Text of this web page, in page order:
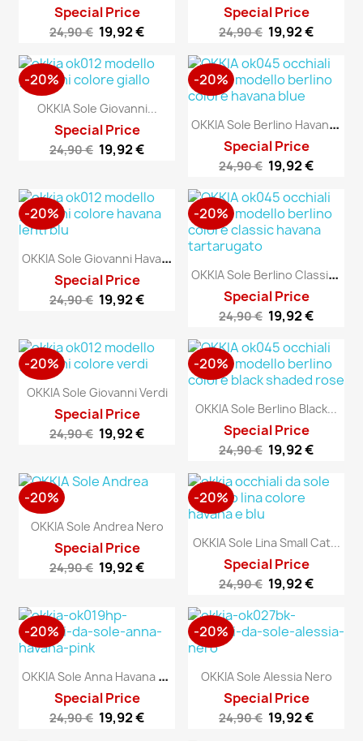
Special Price
24,90 € 19,92 €
Special Price
24,90 € 19,92 €
OKKIA Sole Giovanni...
Special Price
24,90 € 19,92 €
-20%
O
KKIA Sole Berlino Havana Blue
Special Price
24,90 € 19,92 €
-20%
O
KKIA Sole Giovanni Havana...
Special Price
24,90 € 19,92 €
-20%
O
KKIA Sole Berlino Classic...
Special Price
24,90 € 19,92 €
-20%
OKKIA Sole Giovanni Verdi
Special Price
24,90 € 19,92 €
-20%
OKKIA Sole Berlino Black...
Special Price
24,90 € 19,92 €
-20%
OKKIA Sole Andrea Nero
Special Price
24,90 € 19,92 €
-20%
OKKIA Sole Lina Small Cat...
Special Price
24,90 € 19,92 €
-20%
O
KKIA Sole Anna Havana Pink
Special Price
24,90 € 19,92 €
-20%
OKKIA Sole Alessia Nero
Special Price
24,90 € 19,92 €
-20%